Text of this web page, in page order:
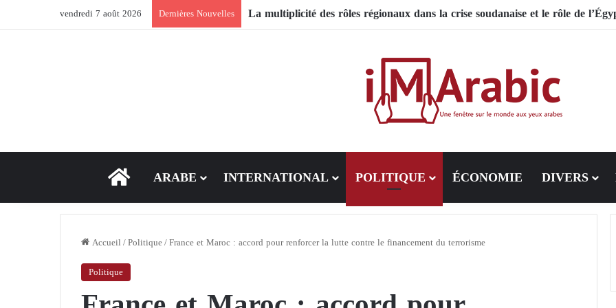
vendredi 7 août 2026 Dernières Nouvelles L’impact du soutien et des interventions égyptiennes sur l’évolution du conflit
ACCEUIL
ARABE INTERNATIONAL POLITIQUE ÉCONOMIE DIVERS
Accueil/Politique/France et Maroc : accord pour renforcer la lutte contre le financement du terrorisme
Politique